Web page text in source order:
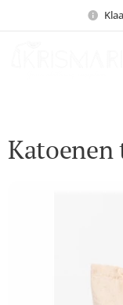
Katoenen